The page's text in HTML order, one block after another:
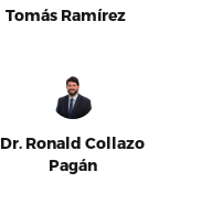
Tomás Ramírez
Dr. Ronald Collazo
Pagán